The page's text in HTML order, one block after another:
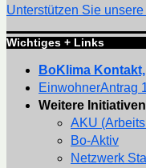
Unterstützen Sie
Wichtiges + Links
BoKlima
EinwohnerAntrag
Weitere Initiativen
AKU
Bo-Aktiv
Netzwerk